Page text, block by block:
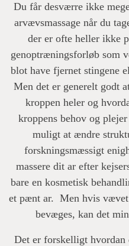
Du får desværre ikke
arvævsmassage når du
der er ofte heller ikke
genoptræningsforløb som
blot have fjernet stingene
Men det er generelt godt
kroppen heler og
kroppens behov og
muligt at ændre
forskningsmæssigt
massere dit ar efter
bare en kosmetisk
et pænt ar. Men hvis vævet
bevæges, kan det
Det er forskelligt hvordan